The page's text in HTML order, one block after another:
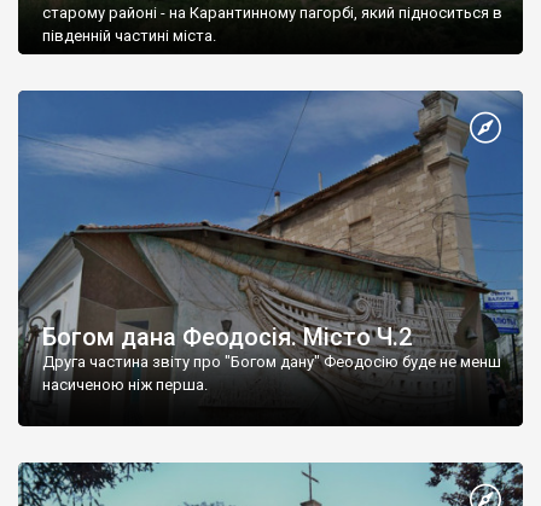
старому районі - на Карантинному пагорбі, який підноситься в
південній частині міста.
Богом дана Феодосія. Місто Ч.2
Друга частина звіту про "Богом дану" Феодосію буде не менш
насиченою ніж перша.